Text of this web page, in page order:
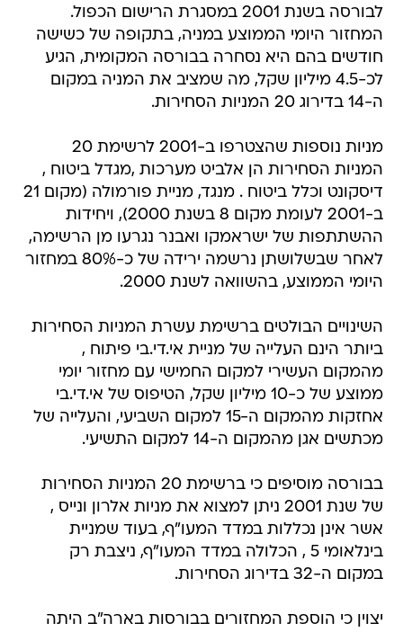
לבורסה בשנת 2001 במסגרת הרישום הכפול.
המחזור היומי הממוצע במניה, בתקופה של כשישה
חודשים בהם היא נסחרה בבורסה המקומית, הגיע
לכ-4.5 מיליון שקל, מה שמציב את המניה במקום
ה-14 בדירוג 20 המניות הסחירות.
מניות נוספות שהצטרפו ב-2001 לרשימת 20
המניות הסחירות הן אלביט מערכות ,מגדל ביטוח ,
דיסקונט וכלל ביטוח . מנגד, מניית פורמולה (מקום 21
ב-2001 לעומת מקום 8 בשנת 2000), ויחידות
ההשתתפות של ישראמקו ואבנר נגרעו מן הרשימה,
לאחר שבשלושתן נרשמה ירידה של כ-80% במחזור
היומי הממוצע, בהשוואה לשנת 2000.
השינויים הבולטים ברשימת עשרת המניות הסחירות
ביותר הינם העלייה של מניית אי.די.בי פיתוח ,
מהמקום העשירי למקום החמישי עם מחזור יומי
ממוצע של כ-10 מיליון שקל, הטיפוס של אי.די.בי
אחזקות מהמקום ה-15 למקום השביעי, והעלייה של
מכתשים אגן מהמקום ה-14 למקום התשיעי.
בבורסה מוסיפים כי ברשימת 20 המניות הסחירות
של שנת 2001 ניתן למצוא את מניות אלרון ונייס ,
אשר אינן נכללות במדד המעו"ף, בעוד שמניית
בינלאומי 5 , הכלולה במדד המעו"ף, ניצבת רק
במקום ה-32 בדירוג הסחירות.
יצוין כי הוספת המחזורים בבורסות בארה"ב היתה